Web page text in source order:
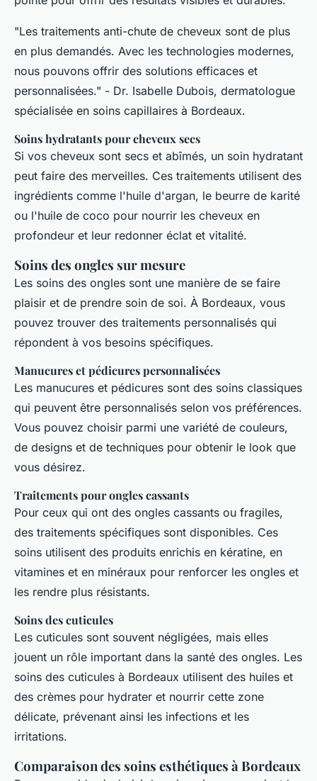
"Les traitements anti-chute de cheveux sont de plus
en plus demandés. Avec les technologies modernes,
nous pouvons offrir des solutions efficaces et
personnalisées." - Dr. Isabelle Dubois, dermatologue
spécialisée en soins capillaires à Bordeaux.
Soins hydratants pour cheveux secs
Si vos cheveux sont secs et abîmés, un soin hydratant
peut faire des merveilles. Ces traitements utilisent des
ingrédients comme l'huile d'argan, le beurre de karité
ou l'huile de coco pour nourrir les cheveux en
profondeur et leur redonner éclat et vitalité.
Soins des ongles sur mesure
Les soins des ongles sont une manière de se faire
plaisir et de prendre soin de soi. À Bordeaux, vous
pouvez trouver des traitements personnalisés qui
répondent à vos besoins spécifiques.
Manucures et pédicures personnalisées
Les manucures et pédicures sont des soins classiques
qui peuvent être personnalisés selon vos préférences.
Vous pouvez choisir parmi une variété de couleurs,
de designs et de techniques pour obtenir le look que
vous désirez.
Traitements pour ongles cassants
Pour ceux qui ont des ongles cassants ou fragiles,
des traitements spécifiques sont disponibles. Ces
soins utilisent des produits enrichis en kératine, en
vitamines et en minéraux pour renforcer les ongles et
les rendre plus résistants.
Soins des cuticules
Les cuticules sont souvent négligées, mais elles
jouent un rôle important dans la santé des ongles. Les
soins des cuticules à Bordeaux utilisent des huiles et
des crèmes pour hydrater et nourrir cette zone
délicate, prévenant ainsi les infections et les
irritations.
Comparaison des soins esthétiques à Bordeaux